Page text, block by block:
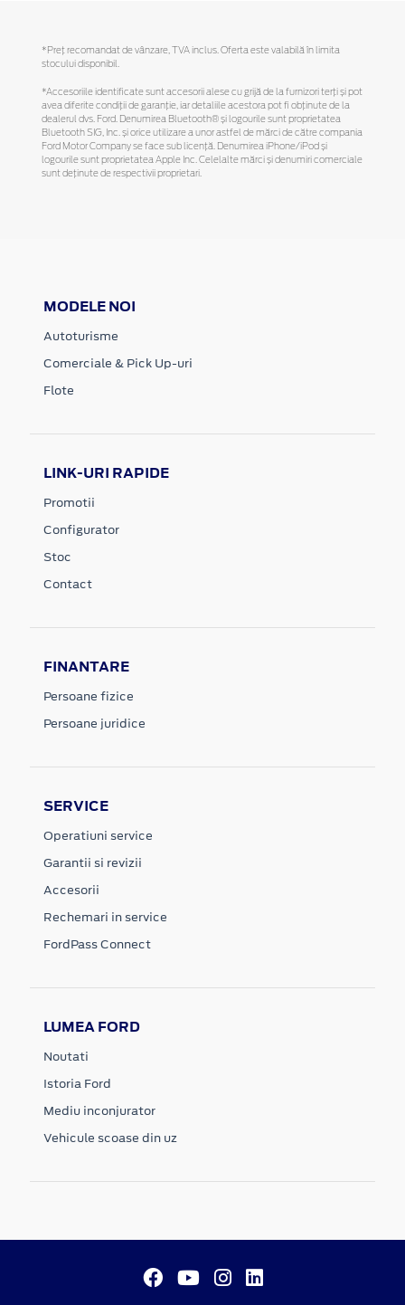
*Preţ recomandat de vânzare, TVA inclus. Oferta este valabilă în limita
stocului disponibil.
*Accesoriile identificate sunt accesorii alese cu grijă de la furnizori terți și pot
avea diferite condiții de garanție, iar detaliile acestora pot fi obținute de la
dealerul dvs. Ford. Denumirea Bluetooth® și logourile sunt proprietatea
Bluetooth SIG, Inc. și orice utilizare a unor astfel de mărci de către compania
Ford Motor Company se face sub licență. Denumirea iPhone/iPod și
logourile sunt proprietatea Apple Inc. Celelalte mărci și denumiri comerciale
sunt deținute de respectivii proprietari.
MODELE NOI
Autoturisme
Comerciale & Pick Up-uri
Flote
LINK-URI RAPIDE
Promotii
Configurator
Stoc
Contact
FINANTARE
Persoane fizice
Persoane juridice
SERVICE
Operatiuni service
Garantii si revizii
Accesorii
Rechemari in service
FordPass Connect
LUMEA FORD
Noutati
Istoria Ford
Mediu inconjurator
Vehicule scoase din uz